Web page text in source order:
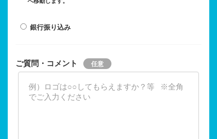
銀行振り込み
ご質問・コメント